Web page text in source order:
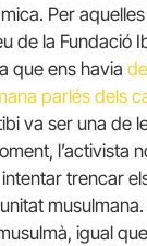
Per
de la Fundació
que ens havia
parlés dels
va ser una de
l’activista
intentar trencar
igual